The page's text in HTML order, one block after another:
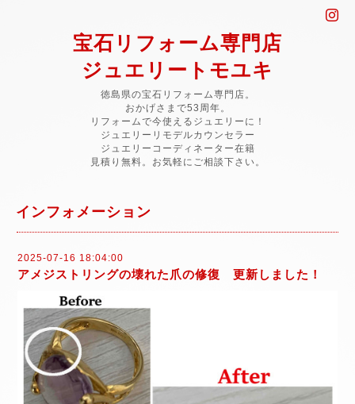
宝石リフォーム専門店
ジュエリートモユキ
徳島県の宝石リフォーム専門店。
おかげさまで53周年。
リフォームで今使えるジュエリーに！
ジュエリーリモデルカウンセラー
ジュエリーコーディネーター在籍
見積り無料。お気軽にご相談下さい。
インフォメーション
2025-07-16 18:04:00
アメジストリングの壊れた爪の修復 更新しました！